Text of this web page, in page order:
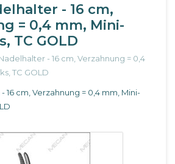
- 16 cm,
= 0,4 mm, Mini-
TC GOLD
- 16 cm, Verzahnung = 0,4
TC GOLD
16 cm, Verzahnung = 0,4 mm, Mini-